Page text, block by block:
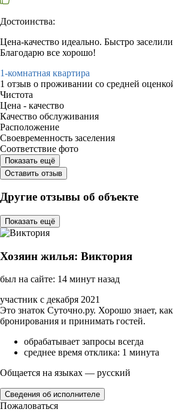
Достоинства:
Цена-качество идеально. Быстро
Благодарю все хорошо!
1-комнатная квартира
1 отзыв о проживании со средней
Чистота
Цена - качество
Качество обслуживания
Расположение
Своевременность заселения
Соответствие фото
Показать ещё
Оставить отзыв
Другие отзывы об объекте
Показать ещё
Хозяин жилья: Виктория
был на сайте: 14 минут назад
участник с декабря 2021
Это знаток Суточно.ру. Хорошо знает,
бронирования и принимать гостей.
обрабатывает запросы всегда
среднее время отклика: 1 минута
Общается на языках — русский
Сведения об исполнителе
Пожаловаться